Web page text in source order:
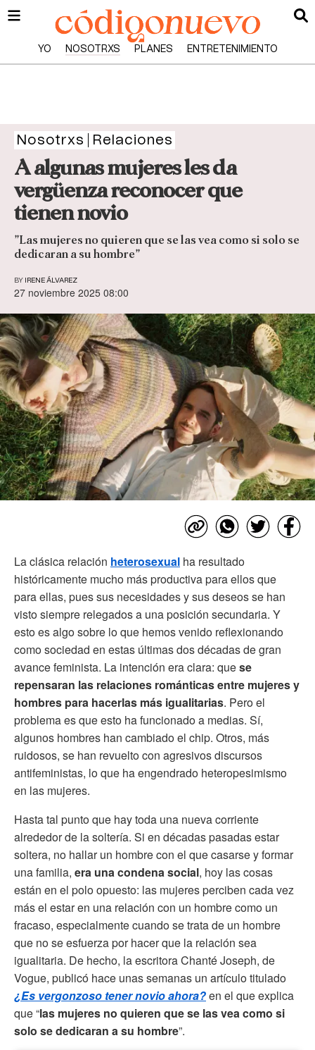
YO NOSOTRXS PLANES ENTRETENIMIENTO
Nosotrxs Relaciones
A algunas mujeres les da
vergüenza reconocer que
tienen novio
”Las mujeres no quieren que se las vea como si solo se
dedicaran a su hombre”
BY IRENE ÁLVAREZ
27 noviembre 2025 08:00
La clásica relación heterosexual ha resultado
históricamente mucho más productiva para ellos que
para ellas, pues sus necesidades y sus deseos se han
visto siempre relegados a una posición secundaria. Y
esto es algo sobre lo que hemos venido reflexionando
como sociedad en estas últimas dos décadas de gran
avance feminista. La intención era clara: quese
repensaran las relaciones románticas entre mujeres y
hombres para hacerlas más igualitarias. Pero el
problema es que esto ha funcionado a medias. Sí,
algunos hombres han cambiado el chip. Otros, más
ruidosos, se han revuelto con agresivos discursos
antifeministas, lo que ha engendrado heteropesimismo
en las mujeres.
Hasta tal punto que hay toda una nueva corriente
alrededor de la soltería. Si en décadas pasadas estar
soltera, no hallar un hombre con el que casarse y formar
una familia, era una condena social, hoy las cosas
están en el polo opuesto: las mujeres perciben cada vez
más el estar en una relación con un hombre como un
fracaso, especialmente cuando se trata de un hombre
que no se esfuerza por hacer que la relación sea
igualitaria. De hecho, la escritora Chanté Joseph, de
Vogue, publicó hace unas semanas un artículo titulado
¿Es vergonzoso tener novio ahora?en el que explica
que “las mujeres no quieren que se las vea como si
solo se dedicaran a su hombre”.